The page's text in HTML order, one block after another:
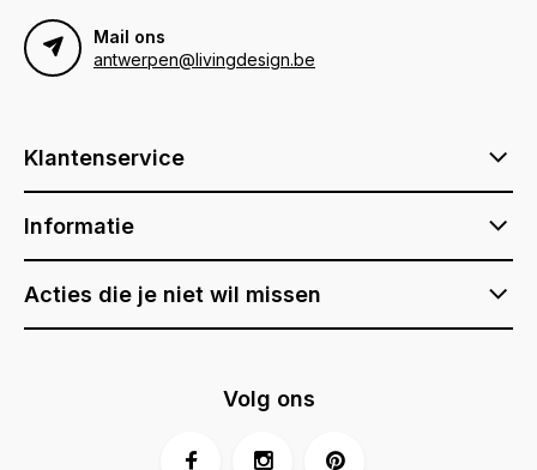
Mail ons
antwerpen@livingdesign.be
Klantenservice
Informatie
Acties die je niet wil missen
Volg ons